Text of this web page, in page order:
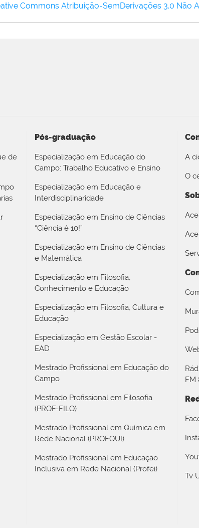
Commons Atribuição-SemDerivações 3.0 Não
de
Pós-graduação
Especialização em Educação do
Campo: Trabalho Educativo e Ensino
Especialização em Educação e
Interdisciplinaridade
Especialização em Ensino de Ciências
“Ciência é 10!”
Especialização em Ensino de Ciências
e Matemática
Especialização em Filosofia,
Conhecimento e Educação
Especialização em Filosofia, Cultura e
Educação
Especialização em Gestão Escolar -
EAD
Mestrado Profissional em Educação do
Campo
Mestrado Profissional em Filosofia
(PROF-FILO)
Mestrado Profissional em Química em
Rede Nacional (PROFQUI)
Mestrado Profissional em Educação
Inclusiva em Rede Nacional (Profei)
A
O
FM
Tv